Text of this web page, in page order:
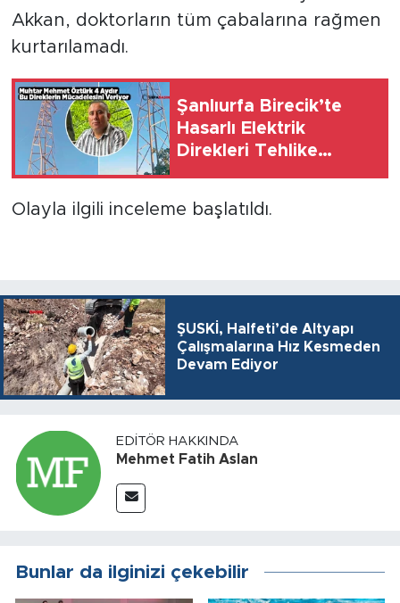
Akkan, doktorların tüm çabalarına rağmen
kurtarılamadı.
Şanlıurfa Birecik’te
Hasarlı Elektrik
Direkleri Tehlike
Olayla ilgili inceleme başlatıldı.
ŞUSKİ, Halfeti’de Altyapı
Çalışmalarına Hız Kesmeden
Devam Ediyor
EDITÖR HAKKINDA
Mehmet Fatih Aslan
Bunlar da ilginizi çekebilir